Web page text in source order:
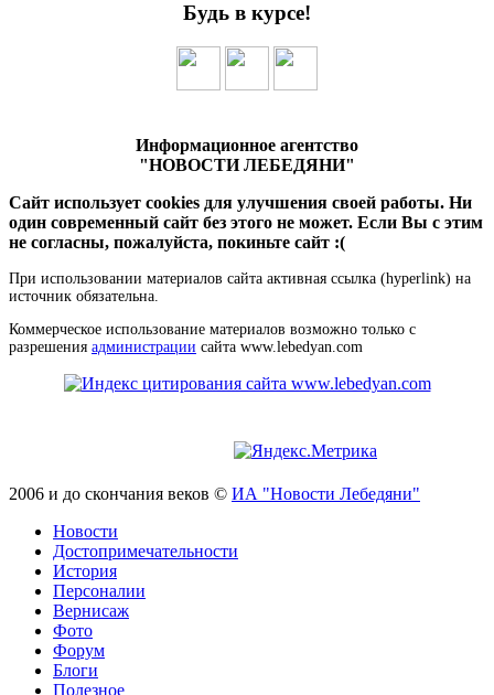
Будь в курсе!
Информационное агентство
"НОВОСТИ ЛЕБЕДЯНИ"
Сайт использует cookies для улучшения своей работы. Ни
один современный сайт без этого не может. Если Вы с этим
не согласны, пожалуйста, покиньте сайт :(
При использовании материалов сайта активная ссылка (hyperlink) на
источник обязательна.
Коммерческое использование материалов возможно только с
разрешения администрации сайта www.lebedyan.com
2006 и до скончания веков © ИА "Новости Лебедяни"
Новости
Достопримечательности
История
Персоналии
Вернисаж
Фото
Форум
Блоги
Полезное